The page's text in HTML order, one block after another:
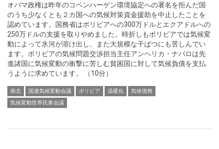
オバマ政権は昨年のコペンハーゲン環境協定への署名を拒んだ国
のうち少なくとも２カ国への気候対策資金援助を中止したことを
認めています。国務省はポリビアへの300万ドルとエクアドルへの
250万ドルの支援を取りやめました。時折しもボリビアでは気候変
動によって氷河が溶け出し、また大規模な干ばつにも苦しんでい
ます。ボリビアの気候問題交渉担当主任アンヘリカ・ナバロは先
進諸国に気候変動の衝撃に苦しむ貧困国に対して気候負債を支払
うように求めています。 （10分）
南北 国連気候変動会議 ボリビア 温暖化
気候債務
気候変動世界民衆会議